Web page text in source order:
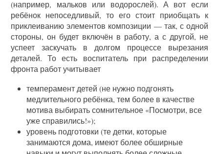
(например, мальков или водорослей). А вот если
ребёнок непоседливый, то его стоит приобщать к
приклеиванию элементов композиции — так, с одной
стороны, он будет включён в работу, а с другой, не
успеет заскучать в долгом процессе вырезания
деталей. То есть воспитатель при распределении
фронта работ учитывает
темперамент детей (не нужно подгонять
медлительного ребёнка, тем более в качестве
мотива выбирать сомнительное «Посмотри, все
уже справились!»);
уровень подготовки (те детки, которые
занимаются дома, имеют более обширные